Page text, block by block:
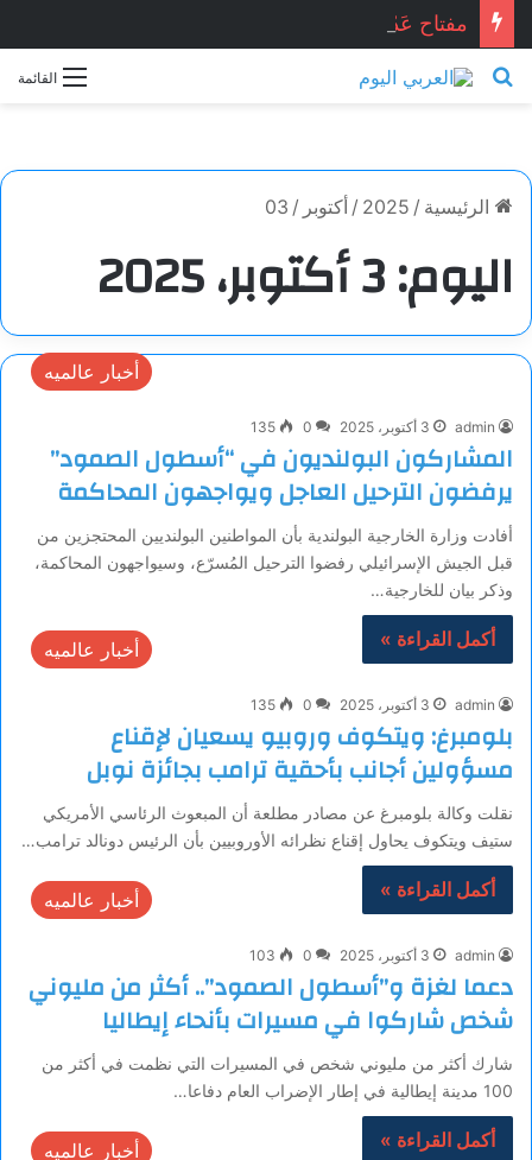
مفتاح عَدْن . . . محمد زينو شومان / لبنان
القائمة بحث عن
الرئيسية /
2025
/ أكتوبر /
03
اليوم:3 أكتوبر، 2025
أخبار عالميه
admin 3 أكتوبر، 2025 0
135
المشاركون البولنديون في “أسطول الصمود”
يرفضون الترحيل العاجل ويواجهون المحاكمة
أفادت وزارة الخارجية البولندية بأن المواطنين البولنديين المحتجزين من
قبل الجيش الإسرائيلي رفضوا الترحيل المُسرّع، وسيواجهون المحاكمة،
وذكر بيان للخارجية…
أكمل القراءة » أخبار عالميه
admin 3 أكتوبر، 2025 0
135
بلومبرغ: ويتكوف وروبيو يسعيان لإقناع
مسؤولين أجانب بأحقية ترامب بجائزة نوبل
نقلت وكالة بلومبرغ عن مصادر مطلعة أن المبعوث الرئاسي الأمريكي
ستيف ويتكوف يحاول إقناع نظرائه الأوروبيين بأن الرئيس دونالد ترامب…
أكمل القراءة » أخبار عالميه
admin 3 أكتوبر، 2025 0
103
دعما لغزة و”أسطول الصمود”.. أكثر من مليوني
شخص شاركوا في مسيرات بأنحاء إيطاليا
شارك أكثر من مليوني شخص في المسيرات التي نظمت في أكثر من
100 مدينة إيطالية في إطار الإضراب العام دفاعا…
أكمل القراءة » أخبار عالميه